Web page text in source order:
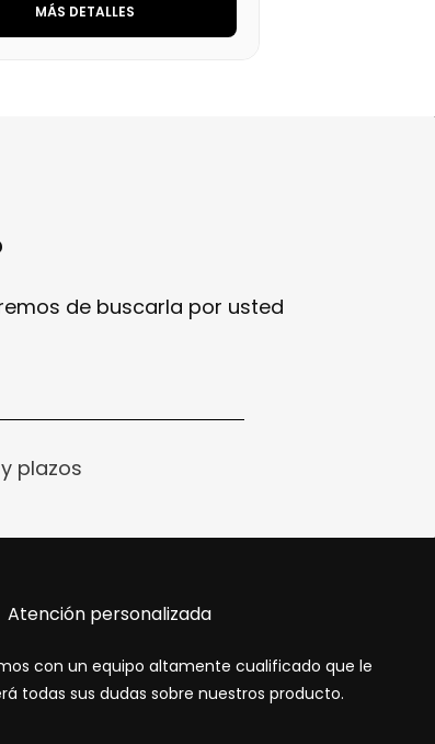
MÁS DETALLES
de buscarla por usted
plazos
Atención personalizada
con un equipo altamente cualificado que le
todas sus dudas sobre nuestros producto.